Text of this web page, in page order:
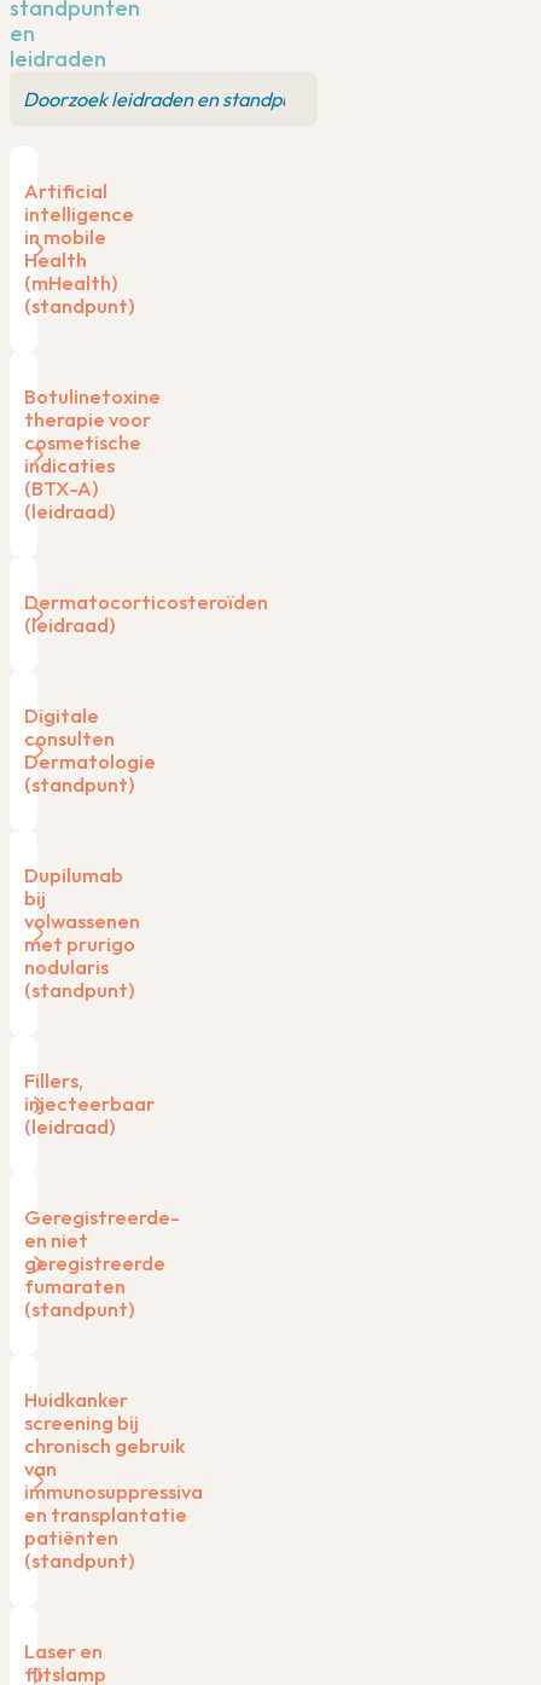
standpunten
en
leidraden
Artificial
intelligence
in mobile
Health
(mHealth)
(standpunt)
Botulinetoxine
therapie voor
cosmetische
indicaties
(BTX-A)
(leidraad)
Dermatocorticosteroïden
(leidraad)
Digitale
consulten
Dermatologie
(standpunt)
Dupilumab
bij
volwassenen
met prurigo
nodularis
(standpunt)
Fillers,
injecteerbaar
(leidraad)
Geregistreerde-
en niet
geregistreerde
fumaraten
(standpunt)
Huidkanker
screening bij
chronisch gebruik
van
immunosuppressiva
en transplantatie
patiënten
(standpunt)
Laser en
flitslamp